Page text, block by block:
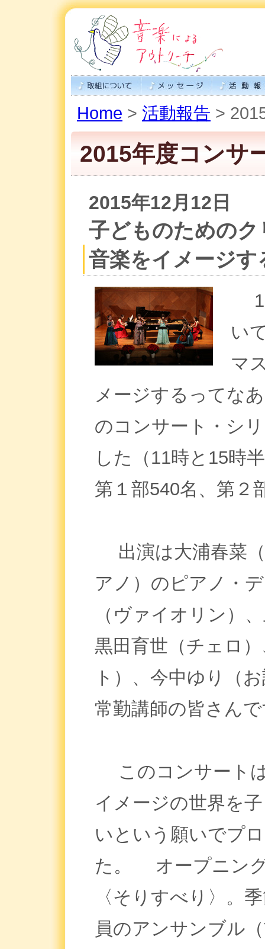
Home > 活動報告 >
2015年度コンサ
2015年12月12日
子どものための
音楽をイメージ
い
マ
メージするってな
のコンサート・シ
した（11時と15時
第１部540名、第２
出演は大浦春菜
アノ）のピアノ・
（ヴァイオリン）
黒田育世（チェロ
ト）、今中ゆり（
常勤講師の皆さん
このコンサート
イメージの世界を
いという願いでプ
た。 オープニン
〈そりすべり〉。
員のアンサンブル